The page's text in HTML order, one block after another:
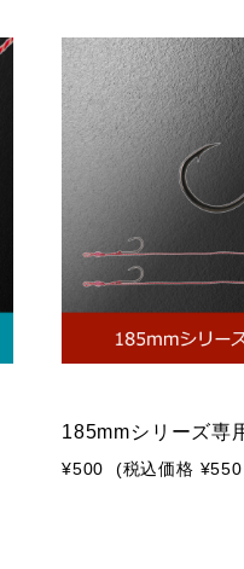
185mmシリーズ専
¥500 (税込価格 ¥550